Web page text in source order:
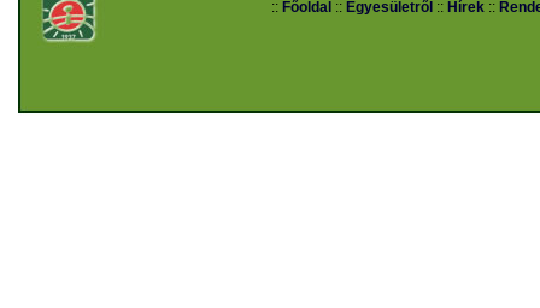
:: Főoldal :: Egyesületről :: Hírek ::